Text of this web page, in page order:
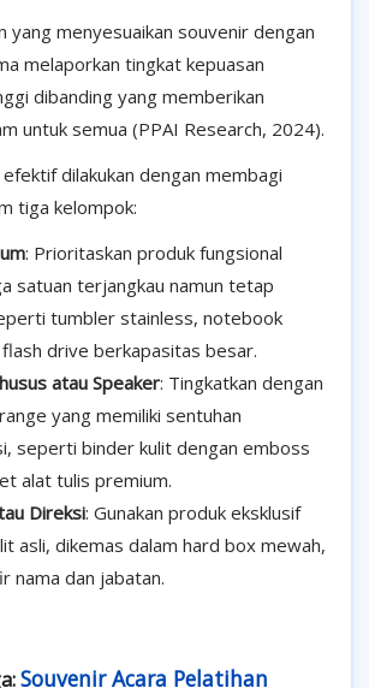
yang menyesuaikan souvenir dengan
melaporkan tingkat kepuasan
dibanding yang memberikan
untuk semua (PPAI Research, 2024).
dilakukan dengan membagi
tiga kelompok:
: Prioritaskan produk fungsional
satuan terjangkau namun tetap
tumbler stainless, notebook
drive berkapasitas besar.
atau Speaker: Tingkatkan dengan
yang memiliki sentuhan
seperti binder kulit dengan emboss
alat tulis premium.
Direksi: Gunakan produk eksklusif
asli, dikemas dalam hard box mewah,
nama dan jabatan.
Souvenir Acara Pelatihan